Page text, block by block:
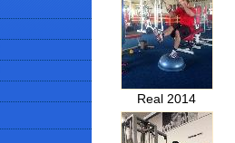
Real 2014